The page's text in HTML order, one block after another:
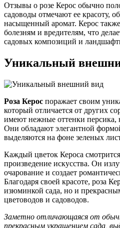
Отзывы о розе Керос обычно
садоводы отмечают ее красоту,
насыщенный аромат. Керос
болезням и вредителям, что
садовых композиций и
Уникальный
Роза Керос поражает своим
который отличается от других
имеют нежные оттенки персика,
Они обладают элегантной
выделяются на фоне зеленых
Каждый цветок Кероса
произведение искусства. Он
очарование и создает
Благодаря своей красоте, роза
изюминкой сада, но и
цветоводов и садоводов.
Заметно отличающаяся от
прекрасным украшением сада,